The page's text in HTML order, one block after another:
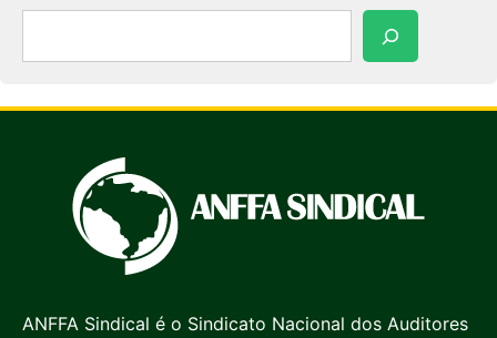
ANFFA Sindical é o Sindicato Nacional dos Auditores